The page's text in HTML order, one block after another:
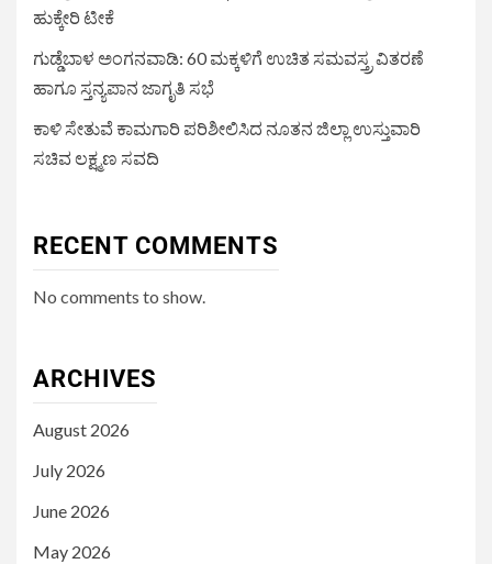
ಹುಕ್ಕೇರಿ ಟೀಕೆ
ಗುಡ್ಡೆಬಾಳ ಅಂಗನವಾಡಿ: 60 ಮಕ್ಕಳಿಗೆ ಉಚಿತ ಸಮವಸ್ತ್ರ ವಿತರಣೆ
ಹಾಗೂ ಸ್ತನ್ಯಪಾನ ಜಾಗೃತಿ ಸಭೆ
ಕಾಳಿ ಸೇತುವೆ ಕಾಮಗಾರಿ ಪರಿಶೀಲಿಸಿದ ನೂತನ ಜಿಲ್ಲಾ ಉಸ್ತುವಾರಿ
ಸಚಿವ ಲಕ್ಷ್ಮಣ ಸವದಿ
RECENT COMMENTS
No comments to show.
ARCHIVES
August 2026
July 2026
June 2026
May 2026